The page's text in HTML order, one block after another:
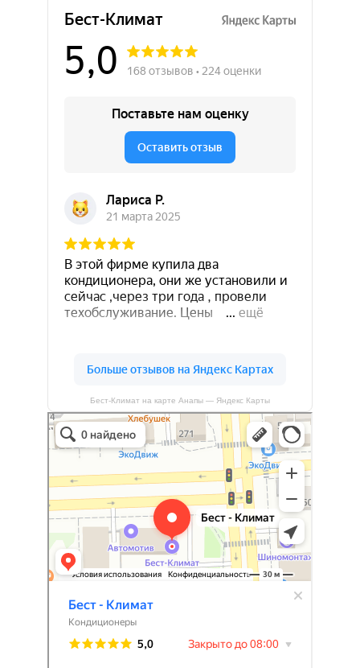
Бест-Климат на карте Анапы — Яндекс Карты
Бест-климат
Кондиционеры в Краснодаре